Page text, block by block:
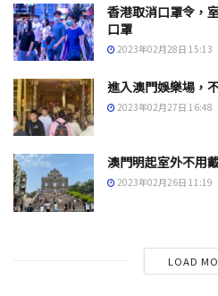
香港取消口罩令，
口罩
2023年02月28日 15:13
進入澳門娛樂場，
2023年02月27日 16:48
澳門明起室外不用
2023年02月26日 11:19
LOAD